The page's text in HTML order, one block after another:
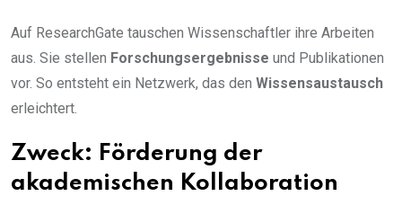
Auf ResearchGate tauschen Wissenschaftler ihre Arbeiten
aus. Sie stellen Forschungsergebnisse und Publikationen
vor. So entsteht ein Netzwerk, das den Wissensaustausch
erleichtert.
Zweck: Förderung der
akademischen Kollaboration